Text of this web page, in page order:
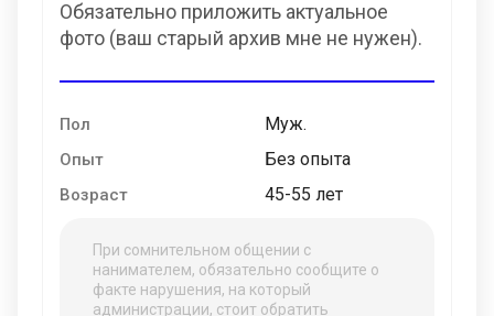
Обязательно приложить актуальное
фото (ваш старый архив мне не нужен).
Пол Муж.
Опыт Без опыта
Возраст 45-55 лет
При сомнительном общении с
нанимателем, обязательно сообщите о
факте нарушения, на который
администрации, стоит обратить